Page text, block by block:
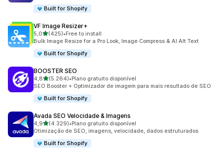
Built for Shopify
VF Image Resizer+
5,0de 5 estrelas
(425)
425 total de avaliações
•Free to install
Bulk Image Resize for a Pro Look, Image Compress & AI Alt Text
Built for Shopify
BOOSTER SEO
4,8de 5 estrelas
(5.264)
5264 total de avaliações
•Plano gratuito disponível
SEO Booster + Optimizador de imagem para mais resultado de SEO
Built for Shopify
Avada SEO Velocidade & Imagens
4,9de 5 estrelas
(4.329)
4329 total de avaliações
•Plano gratuito disponível
Otimização de SEO, imagens, velocidade, dados estruturados
Built for Shopify